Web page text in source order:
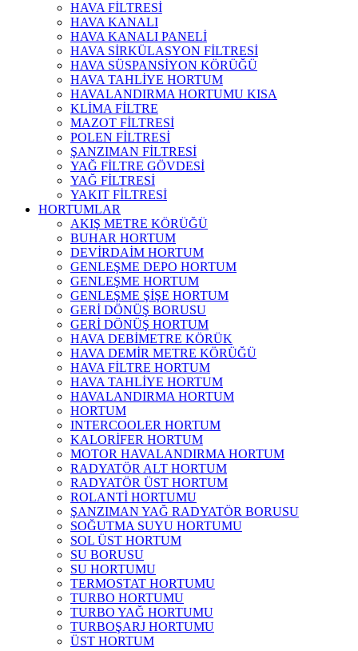
HAVA FİLTRESİ
HAVA KANALI
HAVA KANALI PANELİ
HAVA SİRKÜLASYON FİLTRESİ
HAVA SÜSPANSİYON KÖRÜĞÜ
HAVA TAHLİYE HORTUM
HAVALANDIRMA HORTUMU KISA
KLİMA FİLTRE
MAZOT FİLTRESİ
POLEN FİLTRESİ
ŞANZIMAN FİLTRESİ
YAĞ FİLTRE GÖVDESİ
YAĞ FİLTRESİ
YAKIT FİLTRESİ
HORTUMLAR
AKIŞ METRE KÖRÜĞÜ
BUHAR HORTUM
DEVİRDAİM HORTUM
GENLEŞME DEPO HORTUM
GENLEŞME HORTUM
GENLEŞME ŞİŞE HORTUM
GERİ DÖNÜŞ BORUSU
GERİ DÖNÜŞ HORTUM
HAVA DEBİMETRE KÖRÜK
HAVA DEMİR METRE KÖRÜĞÜ
HAVA FİLTRE HORTUM
HAVA TAHLİYE HORTUM
HAVALANDIRMA HORTUM
HORTUM
INTERCOOLER HORTUM
KALORİFER HORTUM
MOTOR HAVALANDIRMA HORTUM
RADYATÖR ALT HORTUM
RADYATÖR ÜST HORTUM
ROLANTİ HORTUMU
ŞANZIMAN YAĞ RADYATÖR BORUSU
SOĞUTMA SUYU HORTUMU
SOL ÜST HORTUM
SU BORUSU
SU HORTUMU
TERMOSTAT HORTUMU
TURBO HORTUMU
TURBO YAĞ HORTUMU
TURBOŞARJ HORTUMU
ÜST HORTUM